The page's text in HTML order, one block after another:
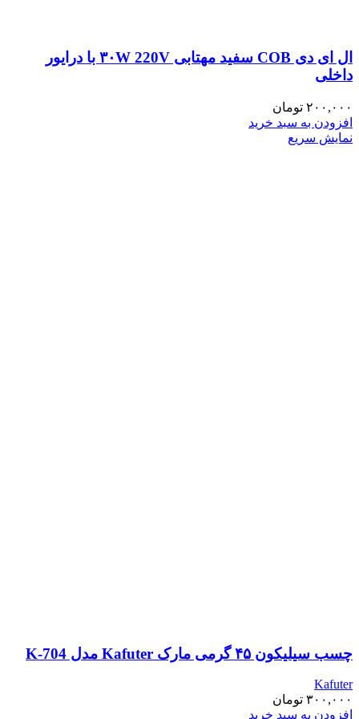
ال ای دی COB سفید مهتابی ۳۰W 220V با درایور
داخلی
۲۰۰,۰۰۰ تومان
افزودن به سبد خرید
نمایش سریع
چسب سیلیکون ۴۵ گرمی مارک Kafuter مدل K-704
Kafuter
۳۰۰,۰۰۰ تومان
افزودن به سبد خرید